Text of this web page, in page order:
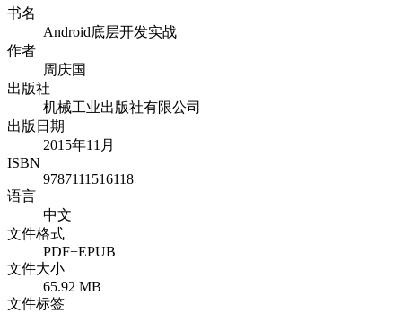
书名
Android底层开发实战
作者
周庆国
出版社
机械工业出版社有限公司
出版日期
2015年11月
ISBN
9787111516118
语言
中文
文件格式
PDF+EPUB
文件大小
65.92 MB
文件标签